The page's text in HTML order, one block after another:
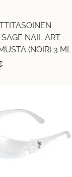
SAGE NAIL ART -
(NOIR) 3 ML